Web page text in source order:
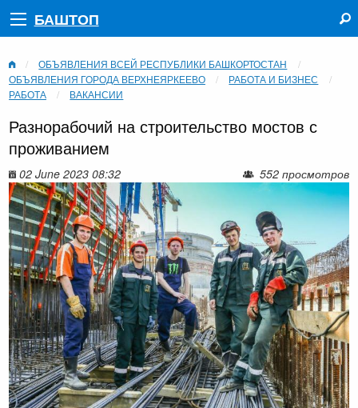
БАШТОП
ОБЪЯВЛЕНИЯ ВСЕЙ РЕСПУБЛИКИ БАШКОРТОСТАН
ОБЪЯВЛЕНИЯ ГОРОДА ВЕРХНЕЯРКЕЕВО
РАБОТА И БИЗНЕС
РАБОТА
ВАКАНСИИ
Разнорабочий на строительство мостов с
проживанием
02 June 2023 08:32 552 просмотров